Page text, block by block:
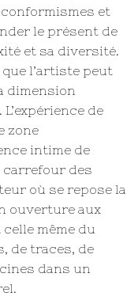
et
le présent de
et sa diversité.
l’artiste peut
dimension
de
zone
intime de
carrefour des
où se repose la
ouverture aux
même du
de traces, de
dans un